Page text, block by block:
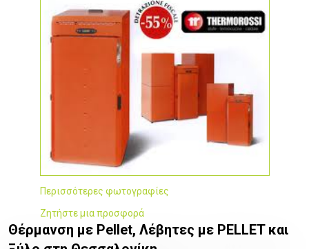
Περισσότερες φωτογραφίες
Ζητήστε μια προσφορά
Θέρμανση με Pellet, Λέβητες με PELLET και